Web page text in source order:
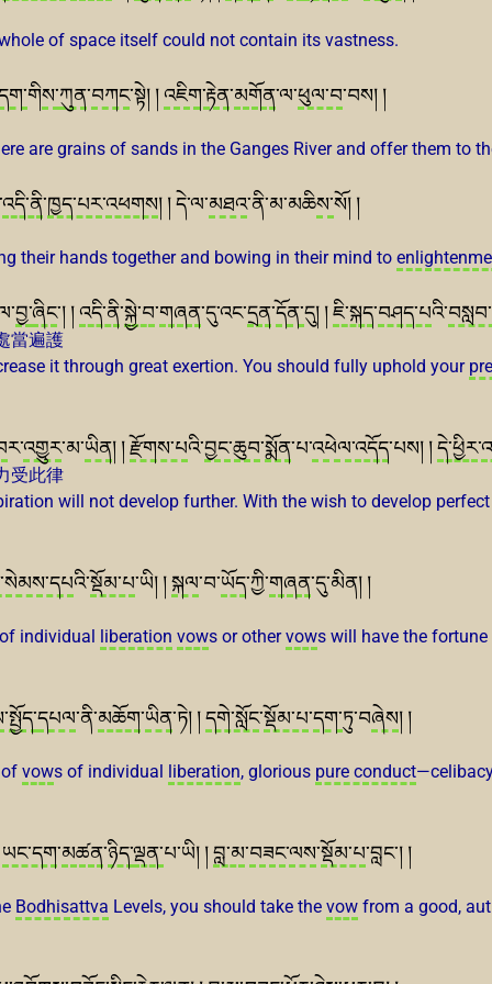
of space itself could not contain its vastness.
གིས་ཀུན་བཀང་སྟེ། །འཇིག་རྟེན་མགོན་ལ་ཕུལ་བ་བས། །
are grains of sands in the Ganges River and offer them to
་འདི་ནི་ཁྱད་པར་འཕགས། ། དེ་ལ་མཐའ་ནི་མ་མཆིས་སོ། །
their hands together and bowing in their mind to
བྱ་ཞིང་། །འདི་ནི་སྐྱེ་བ་གཞན་དུ་འང་དྲན་དོན་དུ། །ཇི་སྐད་བཤད་པའི་
當遍護
it through great exertion. You should fully uphold your
ར་འགྱུར་མ་ཡིན། །རྫོགས་པའི་བྱང་ཆུབ་སྨོན་པ་འཕེལ་འདོད་པས། །དེ་ཕྱིར་
受此律
will not develop further. With the wish to develop
འི་སྡོམ་པ་ཡི། །སྐལ་བ་ཡོད་ཀྱི་གཞན་དུ་མིན། །
individual liberation vows or othervows will have the
་སྤྱོད་དཔལ་ནི་མཆོག་ཡིན་ཏེ། །དགེ་སློང་སྡོམ་པ་དག་ཏུ་བཞེས། །
vows of individual liberation, glorious pure conduct
ཡང་དག་མཚན་ཉིད་ལྡན་པ་ཡི། །བླ་མ་བཟང་ལས་སྡོམ་པ་བླང་། །
Bodhisattva Levels, you should take the vow from a good,